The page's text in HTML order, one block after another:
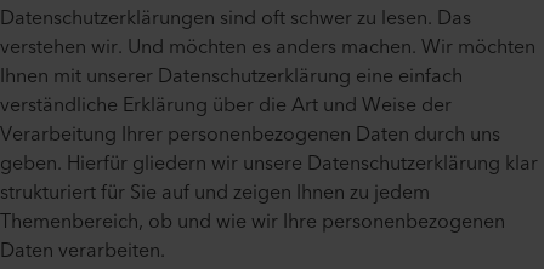
Datenschutzerklärungen sind oft schwer zu lesen. Das
verstehen wir. Und möchten es anders machen. Wir möchten
Ihnen mit unserer Datenschutzerklärung eine einfach
verständliche Erklärung über die Art und Weise der
Verarbeitung Ihrer personenbezogenen Daten durch uns
geben. Hierfür gliedern wir unsere Datenschutzerklärung klar
strukturiert für Sie auf und zeigen Ihnen zu jedem
Themenbereich, ob und wie wir Ihre personenbezogenen
Daten verarbeiten.